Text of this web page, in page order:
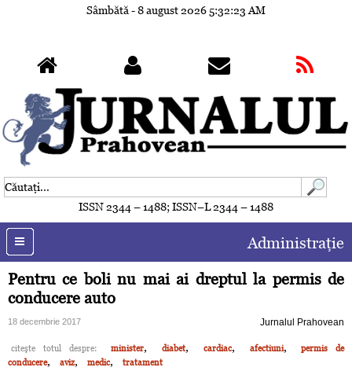
Sâmbătă - 8 august 2026 5:32:26 AM
ISSN 2344 – 1488; ISSN–L 2344 – 1488
Administraţie
Pentru ce boli nu mai ai dreptul la permis de
conducere auto
18 decembrie 2017 Jurnalul Prahovean
citeşte totul despre: minister, diabet, cardiac, afectiuni,
permis de
conducere, aviz, medic, tratament